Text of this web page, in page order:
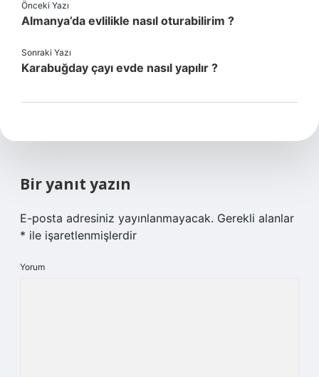
Önceki Yazı
Almanya’da evlilikle nasıl oturabilirim ?
Sonraki Yazı
Karabuğday çayı evde nasıl yapılır ?
Bir yanıt yazın
E-posta adresiniz yayınlanmayacak. Gerekli alanlar
* ile işaretlenmişlerdir
Yorum